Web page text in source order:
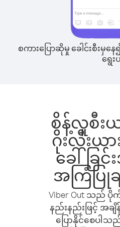
စကားပြောဆိုမှု ခေါင်းစီးမှနေ
ရွေးပါ
စိန့်လူစီးယ
ဂိုးလီးယာ
ခေါ်ခြ
အကြံပြုခ
Viber Out သည်
နည်းနည်းဖြင့် အချိ
ပြောနိုင်စေပါ